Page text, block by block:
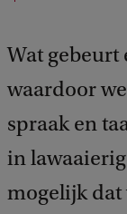
Wat gebeurt
waardoor
spraak en
in
mogelijk dat